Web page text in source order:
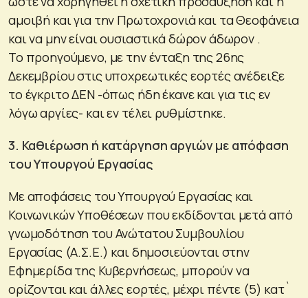
αμοιβή και για την Πρωτοχρονιά και τα Θεοφάνεια
και να μην είναι ουσιαστικά δώρον άδωρον .
Το προηγούμενο, με την ένταξη της 26ης
Δεκεμβρίου στις υποχρεωτικές εορτές ανέδειξε
το έγκριτο ΔΕΝ -όπως ήδη έκανε και για τις εν
λόγω αργίες- και εν τέλει ρυθμίστηκε.
3. Καθιέρωση ή κατάργηση αργιών με απόφαση
του Υπουργού Εργασίας
Με αποφάσεις του Υπουργού Εργασίας και
Κοινωνικών Υποθέσεων που εκδίδονται μετά από
γνωμοδότηση του Ανώτατου Συμβουλίου
Εργασίας (Α.Σ.Ε.) και δημοσιεύονται στην
Εφημερίδα της Κυβερνήσεως, μπορούν να
ορίζονται και άλλες εορτές, μέχρι πέντε (5) κατ`